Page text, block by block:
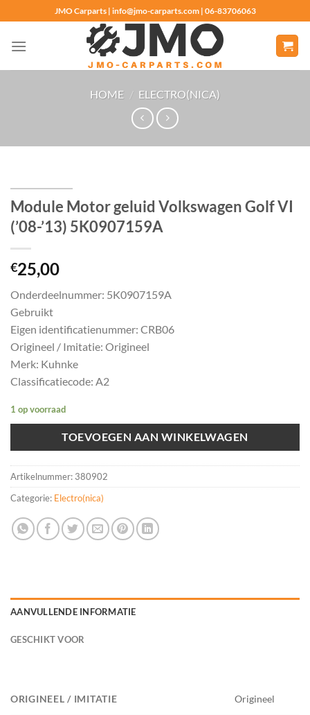
naar
inhoud
JMO Carparts | info@jmo-carparts.com | 06-83706063
HOME / ELECTRO(NICA)
Module Motor geluid Volkswagen Golf VI
(’08-’13) 5K0907159A
€25,00
Onderdeelnummer: 5K0907159A
Gebruikt
Eigen identificatienummer: CRB06
Origineel / Imitatie: Origineel
Merk: Kuhnke
Classificatiecode: A2
1 op voorraad
TOEVOEGEN AAN WINKELWAGEN
Artikelnummer: 380902
Categorie: Electro(nica)
AANVULLENDE INFORMATIE
GESCHIKT VOOR
ORIGINEEL / IMITATIE Origineel